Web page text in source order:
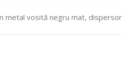
metal vosită negru mat,